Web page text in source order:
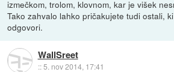
izmečkom, trolom, klovnom, kar je višek
Tako zahvalo lahko pričakujete tudi ostali,
odgovori.
WallSreet
::5. nov 2014, 17:41